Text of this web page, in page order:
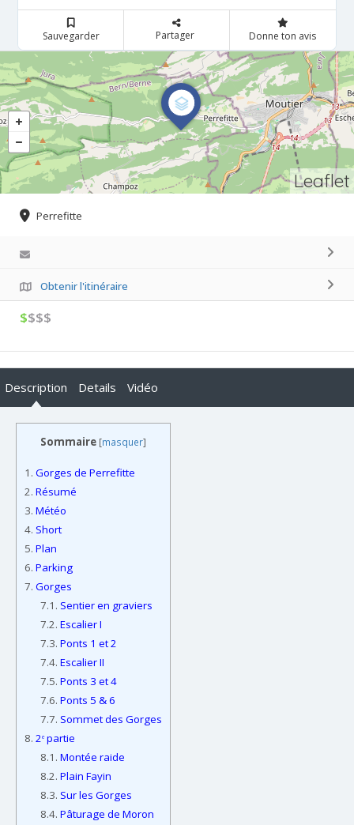
Sauvegarder Partager Donne ton avis
Leaflet
Perrefitte
Obtenir l'itinéraire
$$$$
Description Details Vidéo
Sommaire [masquer]
1. Gorges de Perrefitte
2. Résumé
3. Météo
4. Short
5. Plan
6. Parking
7. Gorges
7.1. Sentier en graviers
7.2. Escalier I
7.3. Ponts 1 et 2
7.4. Escalier II
7.5. Ponts 3 et 4
7.6. Ponts 5 & 6
7.7. Sommet des Gorges
8. 2ᵉ partie
8.1. Montée raide
8.2. Plain Fayin
8.3. Sur les Gorges
8.4. Pâturage de Moron